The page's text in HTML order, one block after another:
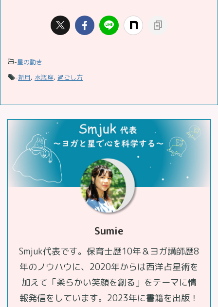
-星の動き
-新月, 水瓶座, 過ごし方
Sumie
Smjuk代表です。保育士歴10年＆ヨガ講師歴8
年のノウハウに、2020年からは西洋占星術を
加えて「柔らかい笑顔を創る」をテーマに情
報発信をしています。2023年に書籍を出版！